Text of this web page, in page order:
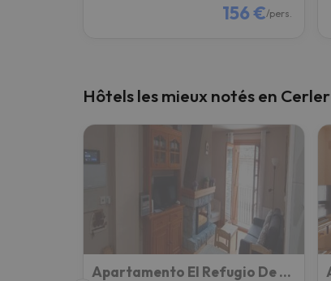
156 €/pers.
Hôtels les mieux notés en Cerler
Apartamento El Refugio De Sara